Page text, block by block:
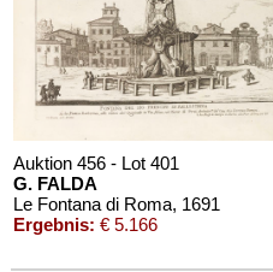
Auktion 456 - Lot 401
G. FALDA
Le Fontana di Roma, 1691
Ergebnis: € 5.166